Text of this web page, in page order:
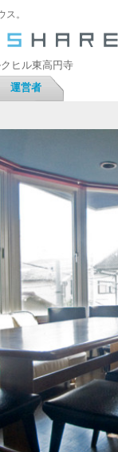
ス。
ヒル東高円寺
運営者